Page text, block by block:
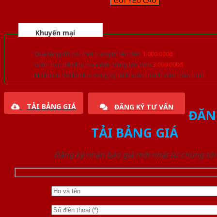
Khuyến mại
Quà tặng đồ nội thất trang trí lên đến 1.000.000đ
Giảm trực tiếp khi mua đơn hàng lớn hơn 3.000.000đ
Nhiều ưu đãi lớn khi đăng ký tài khoản thành viên thân thiết
TẢI BẢNG GIÁ ĐĂNG KÝ TƯ VẤN
TẢI BẢNG GIÁ
Đăng ký nhận báo giá mới nhất từ chúng tôi